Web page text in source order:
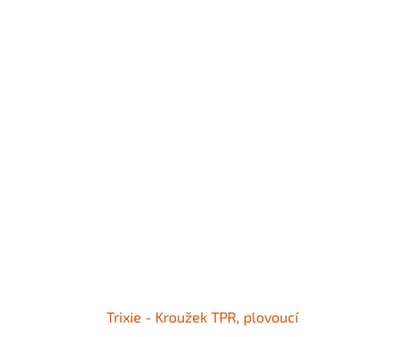
Trixie - Kroužek TPR, plovoucí